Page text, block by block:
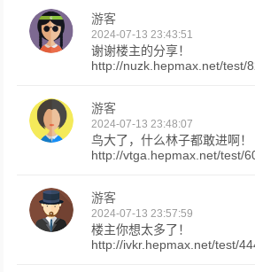
游客
2024-07-13 23:43:51
谢谢楼主的分享！
http://nuzk.hepmax.net/test/
游客
2024-07-13 23:48:07
鸟大了，什么林子都敢进啊！
http://vtga.hepmax.net/test/
游客
2024-07-13 23:57:59
楼主你想太多了！
http://ivkr.hepmax.net/test/